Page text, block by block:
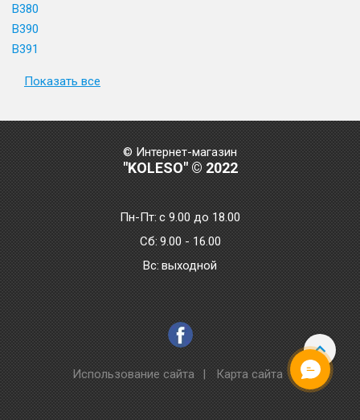
B380
B390
B391
Показать все
© Интернет-магазин
"KOLESO" © 2022
Пн-Пт:с 9.00 до 18.00
Сб: 9.00 - 16.00
Bc: выходной
Использование сайта | Карта сайта